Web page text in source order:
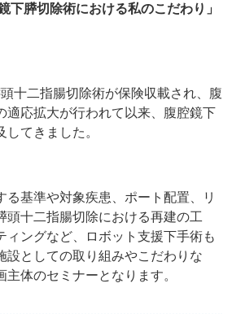
下膵切除術における私のこだわり」
十二指腸切除術が保険収載され、腹
適応拡大が行われて以来、腹腔鏡下
てきました。
る基準や対象疾患、ポート配置、リ
頭十二指腸切除における再建の工
ィングなど、ロボット支援下手術も
設としての取り組みやこだわりな
主体のセミナーとなります。